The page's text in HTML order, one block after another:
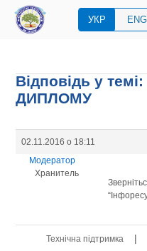
УКР ENG
Відповідь у
ДИПЛОМУ
02.11.2016 о 18:11
Модератор
Хранитель
Технічна підтримка |